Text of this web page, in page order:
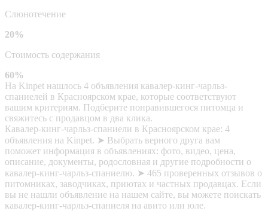
Слюнотечение
20%
Стоимость содержания
60%
На Kinpet нашлось 4 объявления кавалер-кинг-чарльз-
спаниелей в Красноярском крае, которые соответствуют
вашим критериям. Подберите понравившегося питомца и
свяжитесь с продавцом в два клика.
Кавалер-кинг-чарльз-спаниели в Красноярском крае: 4
объявления на Kinpet. ➤ Выбрать верного друга вам
поможет информация в объявлениях: фото, видео, цена,
описание, документы, родословная и другие подробности о
кавалер-кинг-чарльз-спаниелю. ➤ 465 проверенных отзывов о
питомниках, заводчиках, приютах и частных продавцах. Если
вы не нашли объявление на нашем сайте, вы можете поискать
кавалер-кинг-чарльз-спаниеля на авито или юле.